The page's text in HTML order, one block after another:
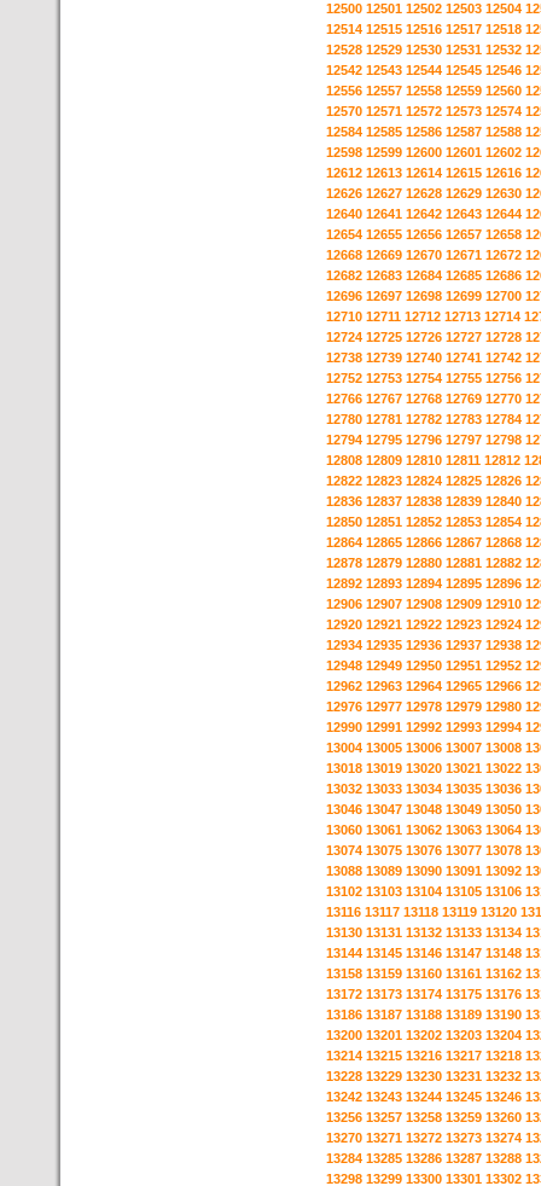
12500 12501 12502 12503 12504
12514 12515 12516 12517 12518
12528 12529 12530 12531 12532
12542 12543 12544 12545 12546
12556 12557 12558 12559 12560
12570 12571 12572 12573 12574
12584 12585 12586 12587 12588
12598 12599 12600 12601 12602
12612 12613 12614 12615 12616
12626 12627 12628 12629 12630
12640 12641 12642 12643 12644
12654 12655 12656 12657 12658
12668 12669 12670 12671 12672
12682 12683 12684 12685 12686
12696 12697 12698 12699 12700
12710 12711 12712 12713 12714
12724 12725 12726 12727 12728
12738 12739 12740 12741 12742
12752 12753 12754 12755 12756
12766 12767 12768 12769 12770
12780 12781 12782 12783 12784
12794 12795 12796 12797 12798
12808 12809 12810 12811 12812
12822 12823 12824 12825 12826
12836 12837 12838 12839 12840
12850 12851 12852 12853 12854
12864 12865 12866 12867 12868
12878 12879 12880 12881 12882
12892 12893 12894 12895 12896
12906 12907 12908 12909 12910
12920 12921 12922 12923 12924
12934 12935 12936 12937 12938
12948 12949 12950 12951 12952
12962 12963 12964 12965 12966
12976 12977 12978 12979 12980
12990 12991 12992 12993 12994
13004 13005 13006 13007 13008
13018 13019 13020 13021 13022
13032 13033 13034 13035 13036
13046 13047 13048 13049 13050
13060 13061 13062 13063 13064
13074 13075 13076 13077 13078
13088 13089 13090 13091 13092
13102 13103 13104 13105 13106
13116 13117 13118 13119 13120
13130 13131 13132 13133 13134
13144 13145 13146 13147 13148
13158 13159 13160 13161 13162
13172 13173 13174 13175 13176
13186 13187 13188 13189 13190
13200 13201 13202 13203 13204
13214 13215 13216 13217 13218
13228 13229 13230 13231 13232
13242 13243 13244 13245 13246
13256 13257 13258 13259 13260
13270 13271 13272 13273 13274
13284 13285 13286 13287 13288
13298 13299 13300 13301 13302